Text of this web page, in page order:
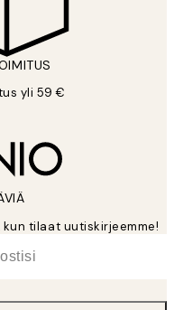
yli 59 €
tilaat uutiskirjeemme!